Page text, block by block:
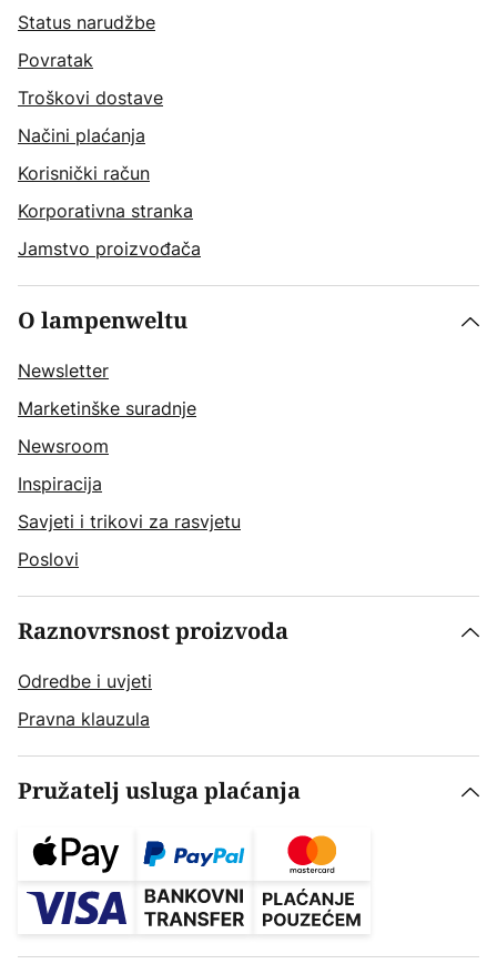
Status narudžbe
Povratak
Troškovi dostave
Načini plaćanja
Korisnički račun
Korporativna stranka
Jamstvo proizvođača
O lampenweltu
Newsletter
Marketinške suradnje
Newsroom
Inspiracija
Savjeti i trikovi za rasvjetu
Poslovi
Raznovrsnost proizvoda
Odredbe i uvjeti
Pravna klauzula
Pružatelj usluga plaćanja